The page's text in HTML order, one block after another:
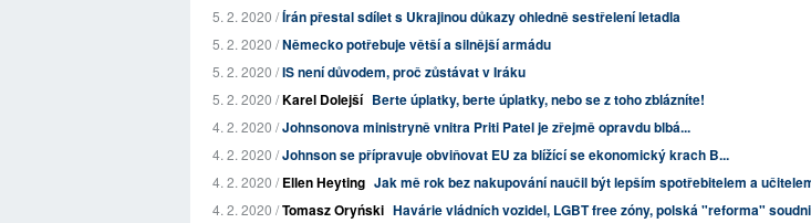
5. 2. 2020 /Írán přestal sdílet s Ukrajinou důkazy ohledně sestřelení letadla
5. 2. 2020 /Německo potřebuje větší a silnější armádu
5. 2. 2020 /IS není důvodem, proč zůstávat v Iráku
5. 2. 2020 /Karel Dolejší Berte úplatky, berte úplatky, nebo se z toho zblázníte!
4. 2. 2020 /Johnsonova ministryně vnitra Priti Patel je zřejmě opravdu blbá...
4. 2. 2020 /Johnson se přípravuje obviňovat EU za blížící se ekonomický krach B...
4. 2. 2020 /Ellen Heyting Jak mě rok bez nakupování naučil být lepším spotřebitelem a
4. 2. 2020 /Tomasz Oryński Havárie vládních vozidel, LGBT free zóny, polská "reforma"